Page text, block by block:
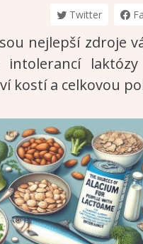
Twitter
nejlepší zdroje
kostí a celkovou